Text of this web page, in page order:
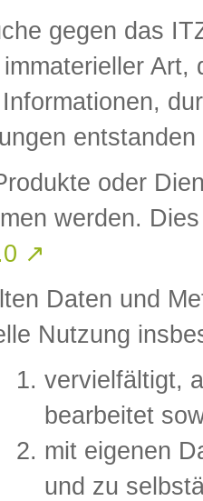
gegen das
oder
werden.
↗
Daten und
Nutzung
vervielfältigt,
bearbeitet
mit eigenen
und zu